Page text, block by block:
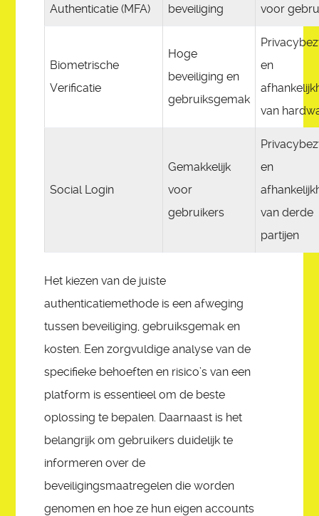
Authenticatie (MFA)
beveiliging
voor
Biometrische
Verificatie
Hoge
beveiliging en
gebruiksgemak
en
van
Social Login
Gemakkelijk
voor
gebruikers
en
van derde
partijen
Het kiezen van de juiste
authenticatiemethode is een afweging
tussen beveiliging, gebruiksgemak en
kosten. Een zorgvuldige analyse van de
specifieke behoeften en risico’s van een
platform is essentieel om de beste
oplossing te bepalen. Daarnaast is het
belangrijk om gebruikers duidelijk te
informeren over de
beveiligingsmaatregelen die worden
genomen en hoe ze hun eigen accounts